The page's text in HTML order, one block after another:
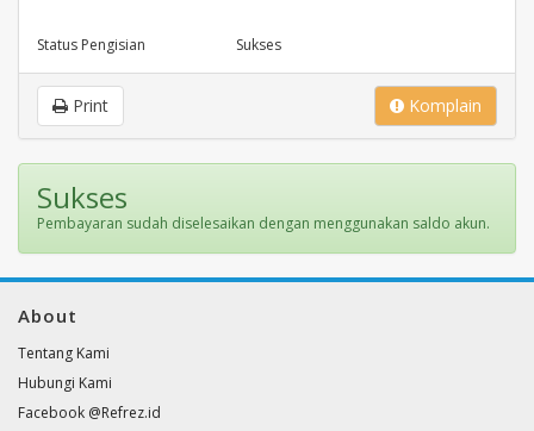
Status Pengisian Sukses
Komplain
Print
Sukses
Pembayaran sudah diselesaikan dengan menggunakan saldo akun.
About
Tentang Kami
Hubungi Kami
Facebook @Refrez.id